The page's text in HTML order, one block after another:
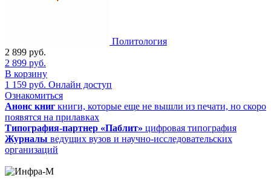
Политология
2 899 руб.
2 899 руб.
В корзину
1 159 руб. Онлайн доступ
Ознакомиться
Анонс книг книги, которые еще не вышли из печати, но скоро
появятся на прилавках
Типография-партнер «Паблит» цифровая типография
Журналы ведущих вузов и научно-исследовательских
организаций